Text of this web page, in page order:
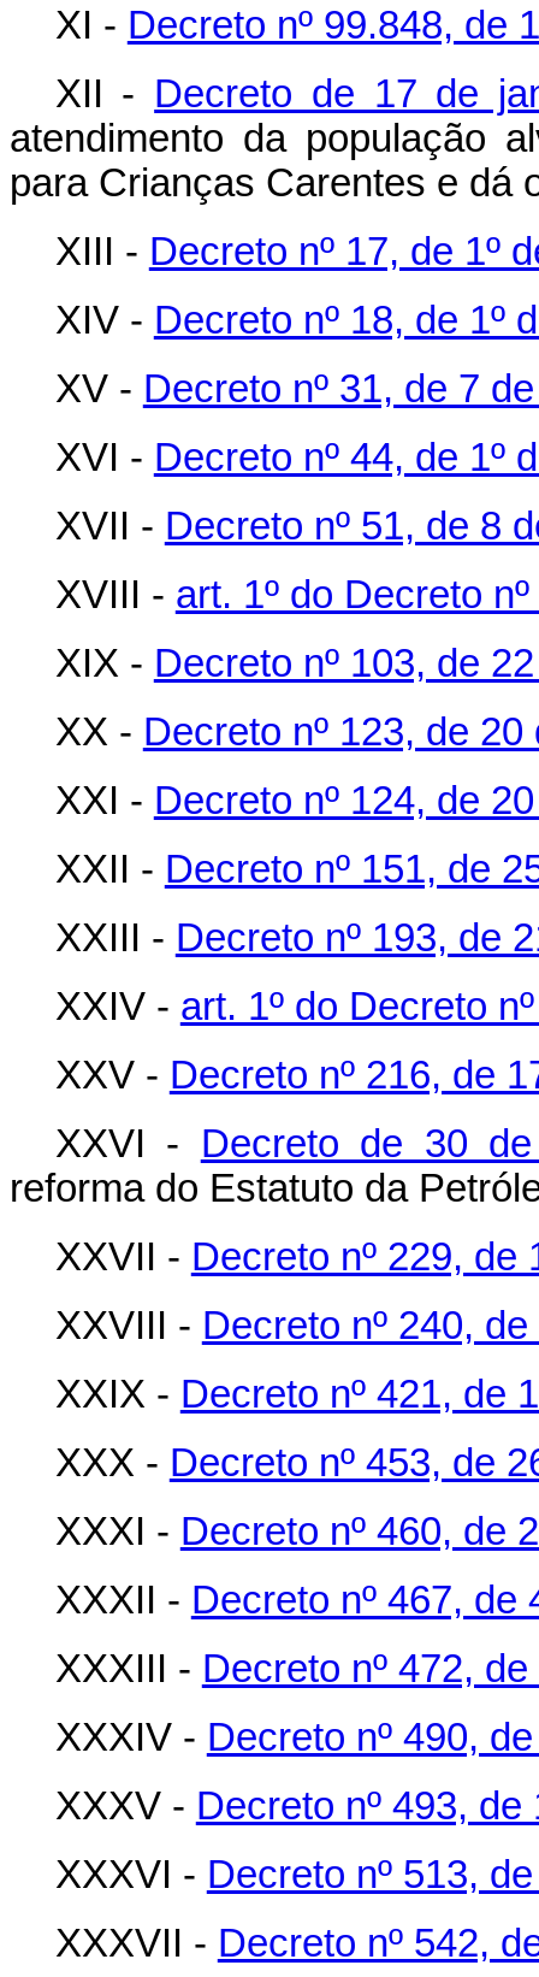
XI - Decreto nº 99.848, de
XII - Decreto de 17 de
atendimento da população
para Crianças Carentes e dá
XIII - Decreto nº 17, de 1º
XIV - Decreto nº 18, de 1º
XV - Decreto nº 31, de 7
XVI - Decreto nº 44, de 1º
XVII - Decreto nº 51, de 8
XVIII - art. 1º do Decreto
XIX - Decreto nº 103, de
XX - Decreto nº 123, de
XXI - Decreto nº 124, de
XXII - Decreto nº 151, de
XXIII - Decreto nº 193, de
XXIV - art. 1º do Decreto
XXV - Decreto nº 216, de
XXVI - Decreto de 30
reforma do Estatuto da
XXVII - Decreto nº 229, de
XXVIII - Decreto nº 240,
XXIX - Decreto nº 421, de
XXX - Decreto nº 453, de
XXXI - Decreto nº 460, de
XXXII - Decreto nº 467, de
XXXIII - Decreto nº 472,
XXXIV - Decreto nº 490,
XXXV - Decreto nº 493,
XXXVI - Decreto nº 513,
XXXVII - Decreto nº 542,